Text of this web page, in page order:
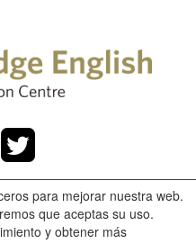
3 Bajo. Loja.
para mejorar nuestra web.
que aceptas su uso.
y obtener más